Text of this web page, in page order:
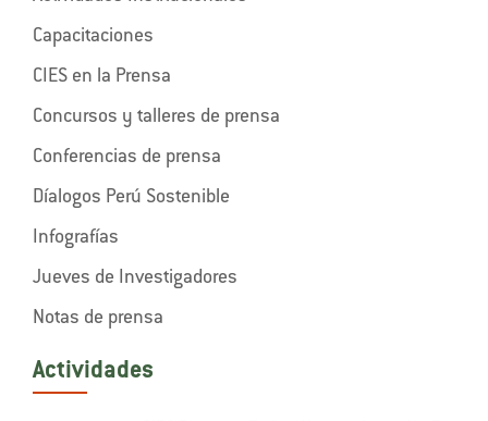
Capacitaciones
CIES en la Prensa
Concursos y talleres de prensa
Conferencias de prensa
Díalogos Perú Sostenible
Infografías
Jueves de Investigadores
Notas de prensa
Actividades